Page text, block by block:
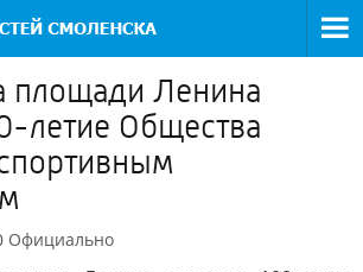
площади Ленина
летие Общества
Официально